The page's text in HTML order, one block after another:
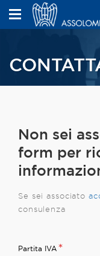
Non sei
form per
Se sei associato
consulenza
Partita IVA *